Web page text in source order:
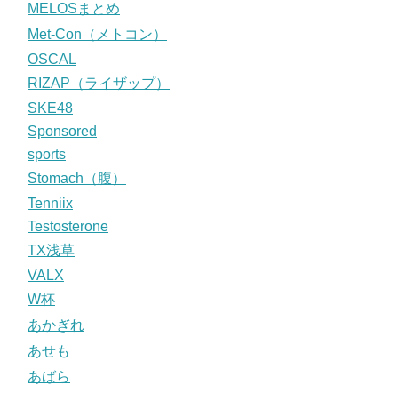
MELOSまとめ
Met-Con（メトコン）
OSCAL
RIZAP（ライザップ）
SKE48
Sponsored
sports
Stomach（腹）
Tenniix
Testosterone
TX浅草
VALX
W杯
あかぎれ
あせも
あばら